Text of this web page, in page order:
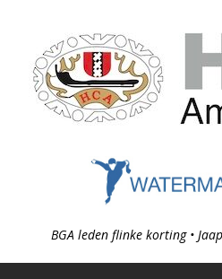
BGA leden flinke korting •